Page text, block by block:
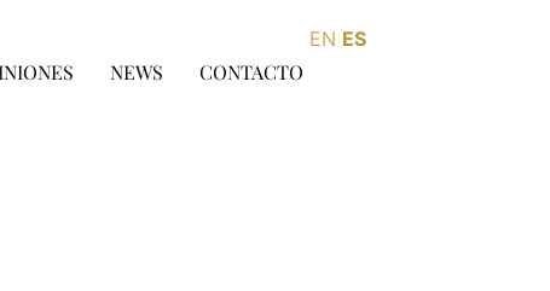
NEWS CONTACTO
EN ES